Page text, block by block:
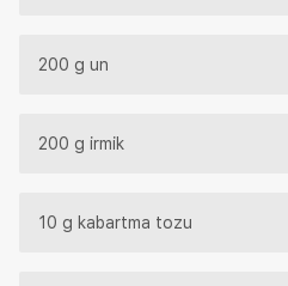
200 g un
200 g irmik
10 g kabartma tozu